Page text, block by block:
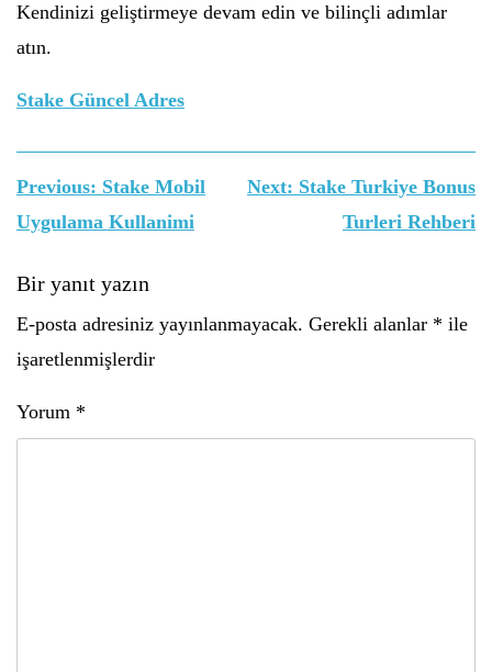
Kendinizi geliştirmeye devam edin ve bilinçli adımlar
atın.
Stake Güncel Adres
Yazı
gezinmesi
Previous: Stake Mobil
Uygulama Kullanimi
Next: Stake Turkiye Bonus
Turleri Rehberi
Bir yanıt yazın
E-posta adresiniz yayınlanmayacak. Gerekli alanlar * ile
işaretlenmişlerdir
Yorum *